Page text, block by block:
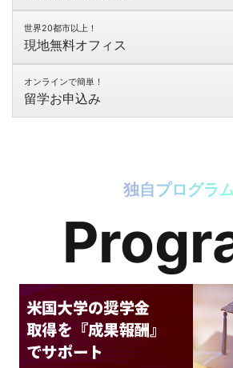
世界20都市以上！
現地無料オフィス
オンラインで簡単！
留学お申込み
独自プログラ